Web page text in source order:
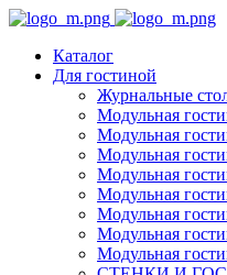
Каталог
Для гостиной
Журнальные
Модульная
Модульная
Модульная
Модульная
Модульная
Модульная
Модульная
Модульная